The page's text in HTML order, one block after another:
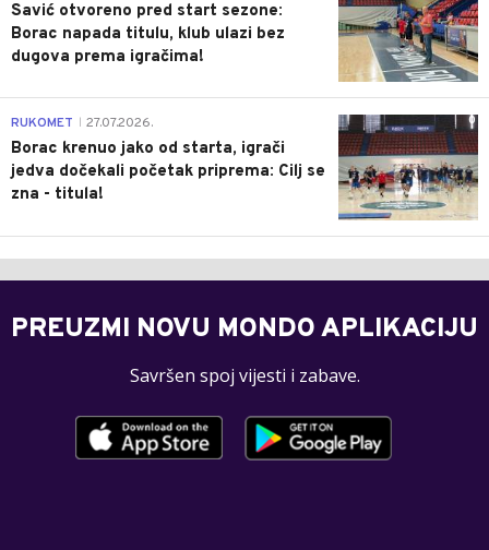
Savić otvoreno pred start sezone:
Borac napada titulu, klub ulazi bez
dugova prema igračima!
0
RUKOMET 27.07.2026.
Borac krenuo jako od starta, igrači
jedva dočekali početak priprema: Cilj se
zna - titula!
PREUZMI NOVU MONDO APLIKACIJU
Savršen spoj vijesti i zabave.